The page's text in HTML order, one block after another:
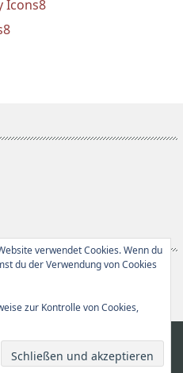
Icons8
Links Kontakt
Sponsoren
Datenschutz
verwendet Cookies. Wenn du
du der Verwendung von Cookies
zur Kontrolle von Cookies,